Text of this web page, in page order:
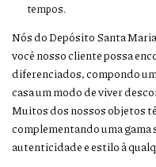
tempos.
Nós do Depósito Santa
você nosso cliente possa
diferenciados, compondo
casa um modo de viver
Muitos dos nossos objetos
complementando uma
autenticidade e estilo à